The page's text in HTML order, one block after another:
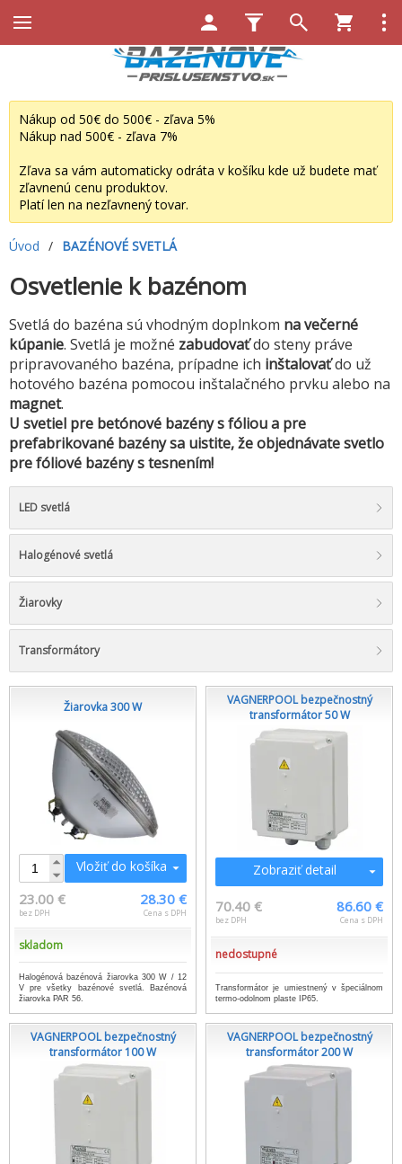
Nákup od 50€ do 500€ - zľava 5%
Nákup nad 500€ - zľava 7%
Zľava sa vám automaticky odráta v košíku kde už budete mať
zľavnenú cenu produktov.
Platí len na nezľavnený tovar.
Úvod / BAZÉNOVÉ SVETLÁ
Osvetlenie k bazénom
Svetlá do bazéna sú vhodným doplnkom na večerné
kúpanie. Svetlá je možné zabudovaťdo steny práve
pripravovaného bazéna, prípadne ich inštalovaťdo už
hotového bazéna pomocou inštalačného prvku alebo na
magnet.
U svetiel pre betónové bazény s fóliou a pre
prefabrikované bazény sa uistite, že objednávate svetlo
pre fóliové bazény s tesnením!
LED svetlá
Halogénové svetlá
Žiarovky
Transformátory
Žiarovka 300 W
Vložiť do košíka
23.00 €
bez DPH
28.30 €
Cena s DPH
skladom
Halogénová bazénová žiarovka 300 W / 12
V pre všetky bazénové svetlá. Bazénová
žiarovka PAR 56.
VAGNERPOOL bezpečnostný
transformátor 50 W
Zobraziť detail
70.40 €
bez DPH
86.60 €
Cena s DPH
nedostupné
Transformátor je umiestnený v špeciálnom
termo-odolnom plaste IP65.
VAGNERPOOL bezpečnostný
transformátor 100 W
VAGNERPOOL bezpečnostný
transformátor 200 W